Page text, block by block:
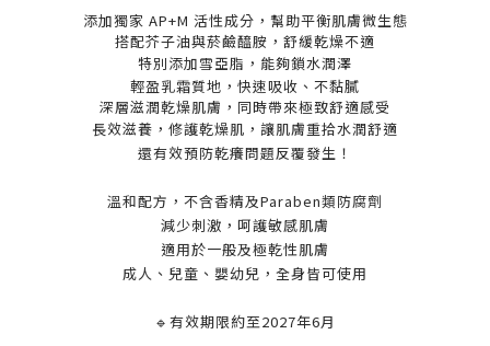
添加獨家 AP+M 活性成分，幫助平衡肌膚微生態
搭配芥子油與菸鹼醯胺，舒緩乾燥不適
特別添加雪亞脂，能夠鎖水潤澤
輕盈乳霜質地，快速吸收、不黏膩
深層滋潤乾燥肌膚，同時帶來極致舒適感受
長效滋養，修護乾燥肌，讓肌膚重拾水潤舒適
還有效預防乾癢問題反覆發生！
溫和配方，不含香精及Paraben類防腐劑
減少刺激，呵護敏感肌膚
適用於一般及極乾性肌膚
成人、兒童、嬰幼兒，全身皆可使用
🔹有效期限約至2027年6月